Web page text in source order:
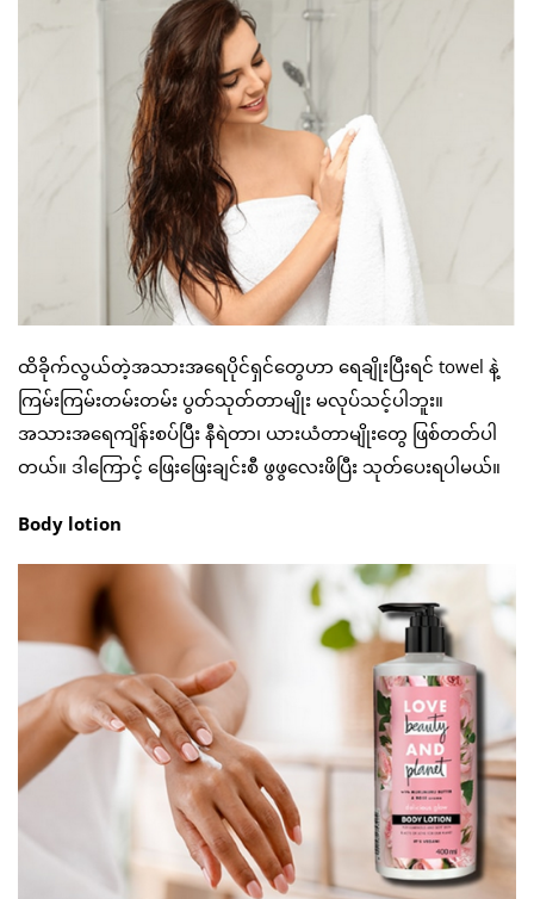
ထိခိုက်လွယ်တဲ့အသားအရေပိုင်ရှင်တွေဟာ ရေချိုးပြီးရင် towel နဲ့
ကြမ်းကြမ်းတမ်းတမ်း ပွတ်သုတ်တာမျိုး မလုပ်သင့်ပါဘူး။
အသားအရေကျိန်းစပ်ပြီး နီရဲတာ၊ ယားယံတာမျိုးတွေ ဖြစ်တတ်ပါ
တယ်။ ဒါကြောင့် ဖြေးဖြေးချင်းစီ ဖွဖွလေးဖိပြီး သုတ်ပေးရပါမယ်။
Body lotion